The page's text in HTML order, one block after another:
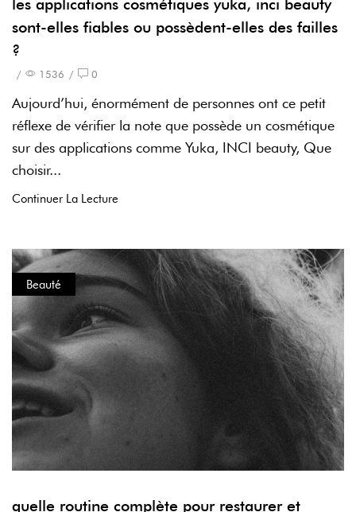
sont-elles fiables ou possèdent-elles des failles
?
/ 1536 / 0
Aujourd’hui, énormément de personnes ont ce petit
réflexe de vérifier la note que possède un cosmétique
sur des applications comme Yuka, INCI beauty, Que
choisir...
Continuer La Lecture
Beauté
quelle routine complète pour restaurer et